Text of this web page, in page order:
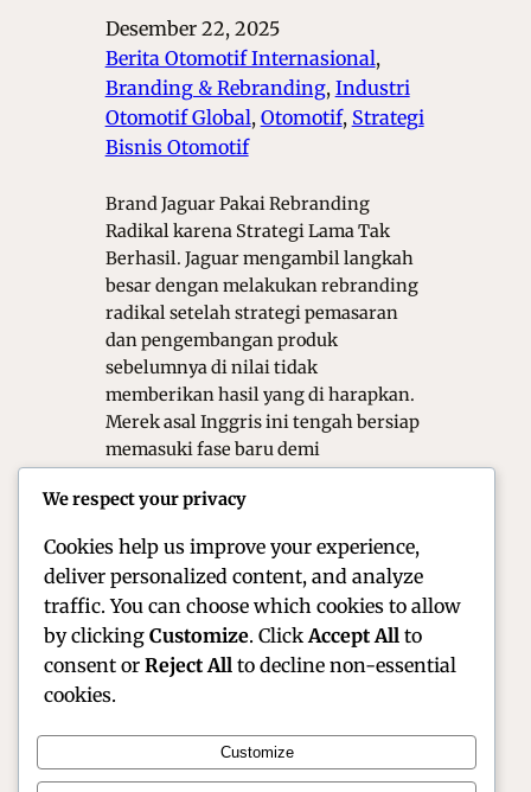
Desember 22, 2025
Berita Otomotif Internasional ,
Branding & Rebranding, Industri
Otomotif Global, Otomotif, Strategi
Bisnis Otomotif
Brand Jaguar Pakai Rebranding
Radikal karena Strategi Lama Tak
Berhasil. Jaguar mengambil langkah
besar dengan melakukan rebranding
radikal setelah strategi pemasaran
dan pengembangan produk
sebelumnya di nilai tidak
memberikan hasil yang di harapkan.
Merek asal Inggris ini tengah bersiap
memasuki fase baru demi
tengah perubahan industri otomotif
We respect your privacy
Cookies help us improve your experience,
deliver personalized content, and analyze
traffic. You can choose which cookies to allow
by clicking Customize. Click Accept All to
consent or Reject All to decline non-essential
cookies.
Customize